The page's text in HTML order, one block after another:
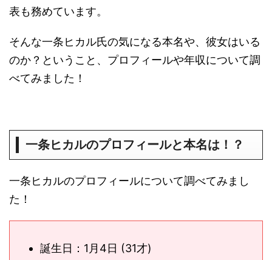
表も務めています。
そんな一条ヒカル氏の気になる本名や、彼女はいる
のか？ということ、プロフィールや年収について調
べてみました！
一条ヒカルのプロフィールと本名は！？
一条ヒカルのプロフィールについて調べてみまし
た！
誕生日：1月4日 (31才)